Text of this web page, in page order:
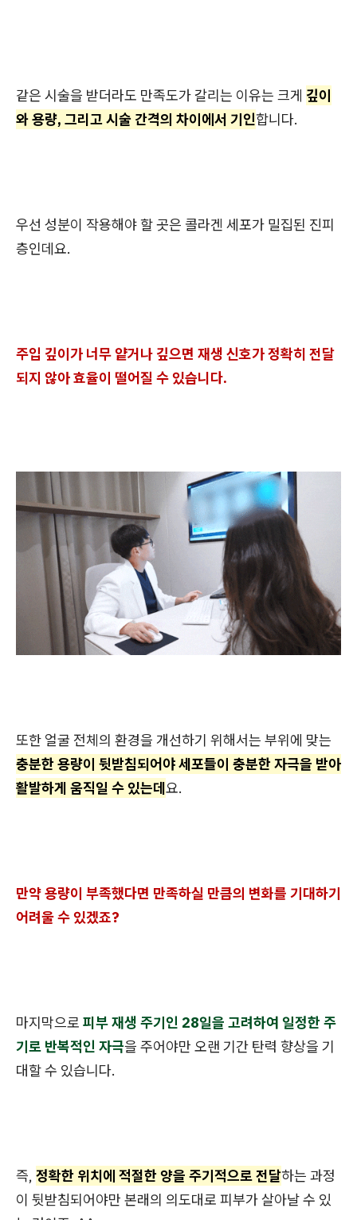
같은 시술을 받더라도 만족도가 갈리는 이유는 크게 깊이
와 용량, 그리고 시술 간격의 차이에서 기인합니다.
우선 성분이 작용해야 할 곳은 콜라겐 세포가 밀집된 진피
층인데요.
주입 깊이가 너무 얕거나 깊으면 재생 신호가 정확히 전달
되지 않아 효율이 떨어질 수 있습니다.
또한 얼굴 전체의 환경을 개선하기 위해서는 부위에 맞는
충분한 용량이 뒷받침되어야 세포들이 충분한 자극을 받아
활발하게 움직일 수 있는데요.
만약 용량이 부족했다면 만족하실 만큼의 변화를 기대하기
어려울 수 있겠죠?
마지막으로 피부 재생 주기인 28일을 고려하여 일정한 주
기로 반복적인 자극을 주어야만 오랜 기간 탄력 향상을 기
대할 수 있습니다.
즉, 정확한 위치에 적절한 양을 주기적으로 전달하는 과정
이 뒷받침되어야만 본래의 의도대로 피부가 살아날 수 있